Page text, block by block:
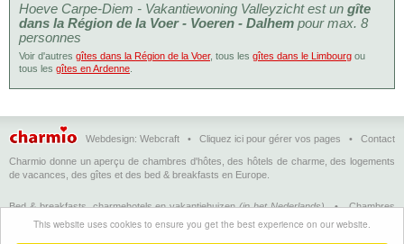
This website uses cookies to ensure you get the best experience on our website.
Hoeve Carpe-Diem - Vakantiewoning Valleyzicht est un gîte
dans la Région de la Voer - Voeren - Dalhem pour max. 8
personnes
Voir d'autres gîtes dans la Région de la Voer, tous les gîtes dans le Limbourg ou
tous les gîtes en Ardenne
Webdesign: Webcraft • Cliquez ici pour gérer vos pages • Contact
Charmio donne un aperçu de chambres d'hôtes, des hôtels de charme, des logements
de vacances, des gîtes et des bed & breakfasts en Europe.
Bed & breakfasts, charmehotels en vakantiehuizen (in het Nederlands)•Chambres
d'hôtes, hôtels de charme et logements de vacances
(en français) •
breakfasts, charming hotels and holiday accommodations